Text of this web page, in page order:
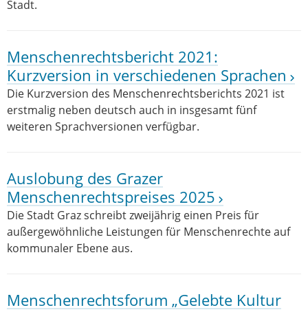
Stadt.
Menschenrechtsbericht 2021:
Kurzversion in verschiedenen Sprachen
Die Kurzversion des Menschenrechtsberichts 2021 ist
erstmalig neben deutsch auch in insgesamt fünf
weiteren Sprachversionen verfügbar.
Auslobung des Grazer
Menschenrechtspreises 2025
Die Stadt Graz schreibt zweijährig einen Preis für
außergewöhnliche Leistungen für Menschenrechte auf
kommunaler Ebene aus.
Menschenrechtsforum „Gelebte Kultur